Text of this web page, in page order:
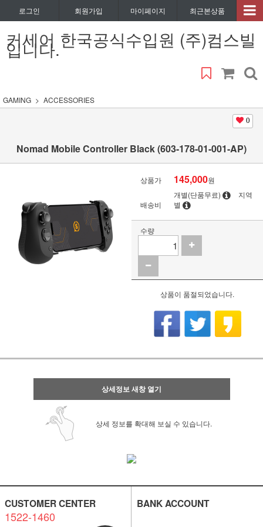
로그인 회원가입 마이페이지 최근본상품
커세어 한국공식수입원 (주)컴스빌
입니다.
GAMING ACCESSORIES
0
Nomad Mobile Controller Black (603-178-01-001-AP)
상품가 145,000원
배송비
개별(단품무료)
지역
별
수량
상품이 품절되었습니다.
상세정보 새창 열기
상세 정보를 확대해 보실 수 있습니다.
CUSTOMER CENTER
1522-1460
BANK ACCOUNT